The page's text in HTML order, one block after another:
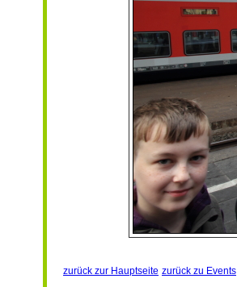
zurück zur Hauptseite zurück zu Events